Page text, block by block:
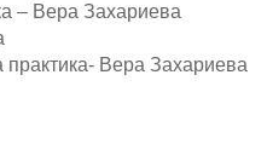
– Вера Захариева
Вера Захариева